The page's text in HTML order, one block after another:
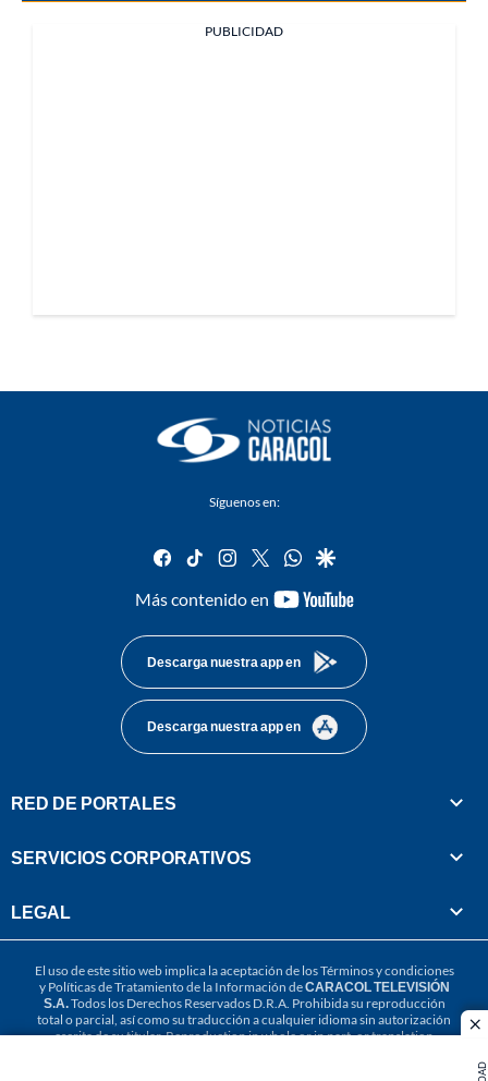
PUBLICIDAD
Síguenos en:
facebook
tiktok instagram
twitterwhatsapp
google
Más contenido en
youtube-
Descarga nuestra app en
Descarga nuestra app en
RED DE PORTALES
SERVICIOS CORPORATIVOS
LEGAL
El uso de este sitio web implica la aceptación de losTérminos y condiciones
y Políticas de Tratamiento de la Información deCARACOL TELEVISIÓN
S.A.Todos los Derechos Reservados D.R.A. Prohibida su reproducción
total o parcial, así como su traducción a cualquier idioma sin autorización
escrita de su titular. Reproduction in whole or in part, or translation